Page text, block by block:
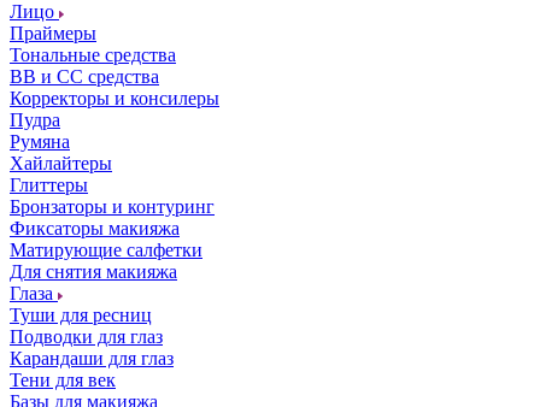
Лицо
Праймеры
Тональные средства
ВВ и СС средства
Корректоры и консилеры
Пудра
Румяна
Хайлайтеры
Глиттеры
Бронзаторы и контуринг
Фиксаторы макияжа
Матирующие салфетки
Для снятия макияжа
Глаза
Туши для ресниц
Подводки для глаз
Карандаши для глаз
Тени для век
Базы для макияжа